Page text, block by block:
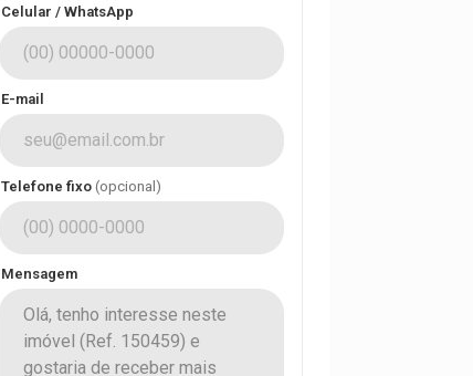
Celular / WhatsApp
E-mail
Telefone fixo (opcional)
Mensagem